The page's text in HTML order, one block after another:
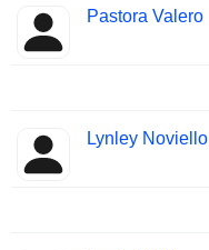
Pastora Valero
Lynley Noviello